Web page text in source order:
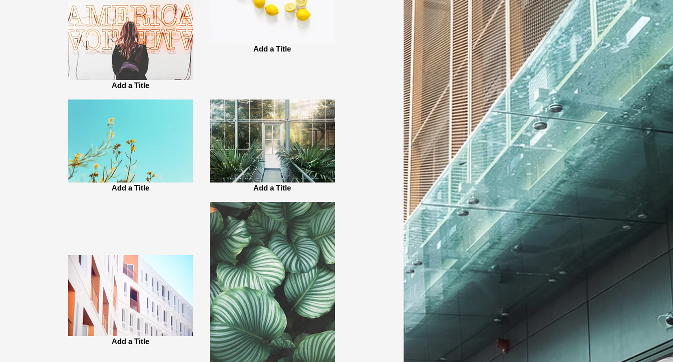
Add a Title
Add a Title
Add a Title Add a Title
Add a Title